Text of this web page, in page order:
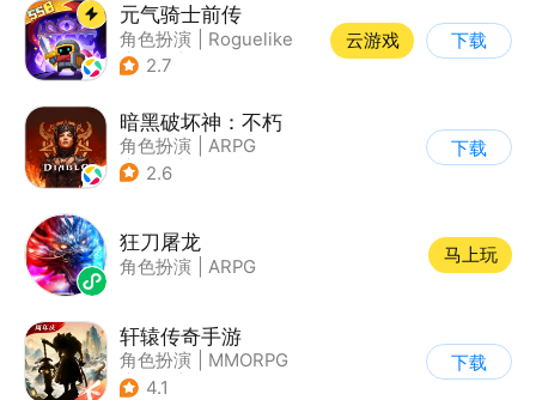
元气骑士前传
角色扮演
Roguelike
| 地牢
2.7
云游戏 下载
暗黑破坏神：不朽
角色扮演
ARPG
| 奇幻
2.6
下载
狂刀屠龙
角色扮演 ARPG
马上玩
轩辕传奇手游
角色扮演
MMORPG
| 神话
4.1
下载